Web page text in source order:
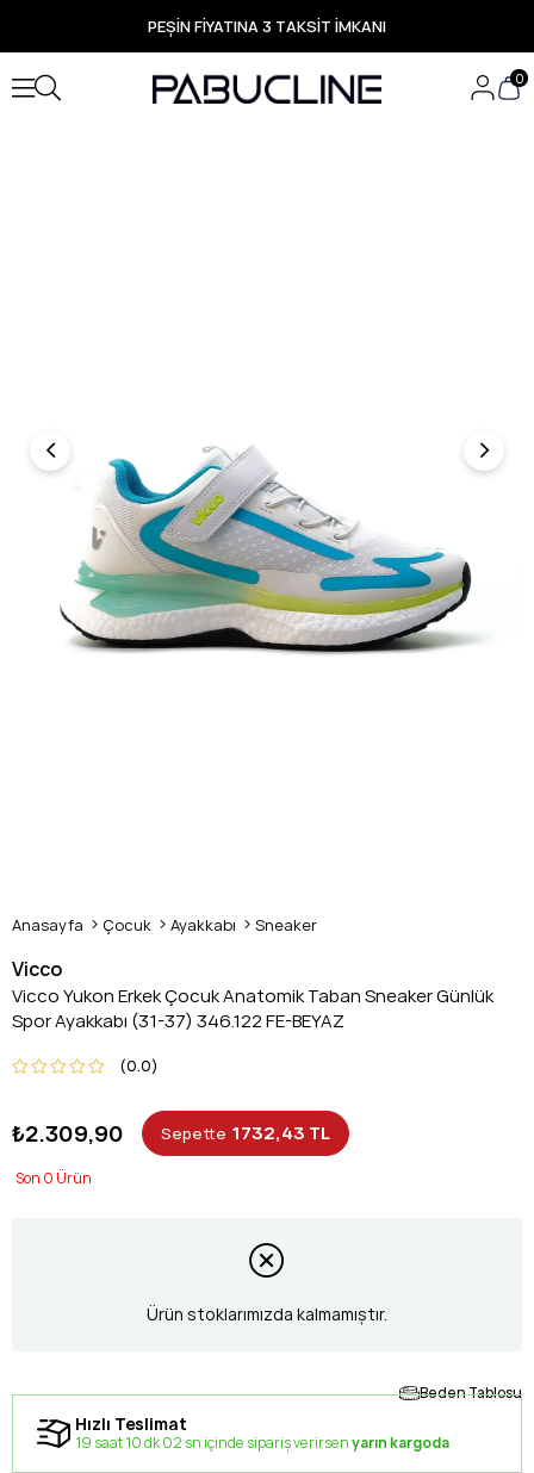
PEŞİN FİYATINA 3 TAKSİT İMKANI
TÜM ÜRÜNLERDE ÜCRETSİZ KARGO
Yeni Sezon Ürünlerde Özel Fırsatlar
Seçili Ürünlerde Hızlı Teslimat
0
Anasayfa Çocuk Ayakkabı Sneaker
Vicco
Vicco Yukon Erkek Çocuk Anatomik Taban Sneaker Günlük
Spor Ayakkabı (31-37) 346.122 FE-BEYAZ
0.0
₺2.309,90 Sepette 1732,43 TL
0
Ürün stoklarımızda kalmamıştır.
Beden Tablosu
Hızlı Teslimat
19 saat 10 dk 01 sn içinde sipariş verirsenyarın kargoda